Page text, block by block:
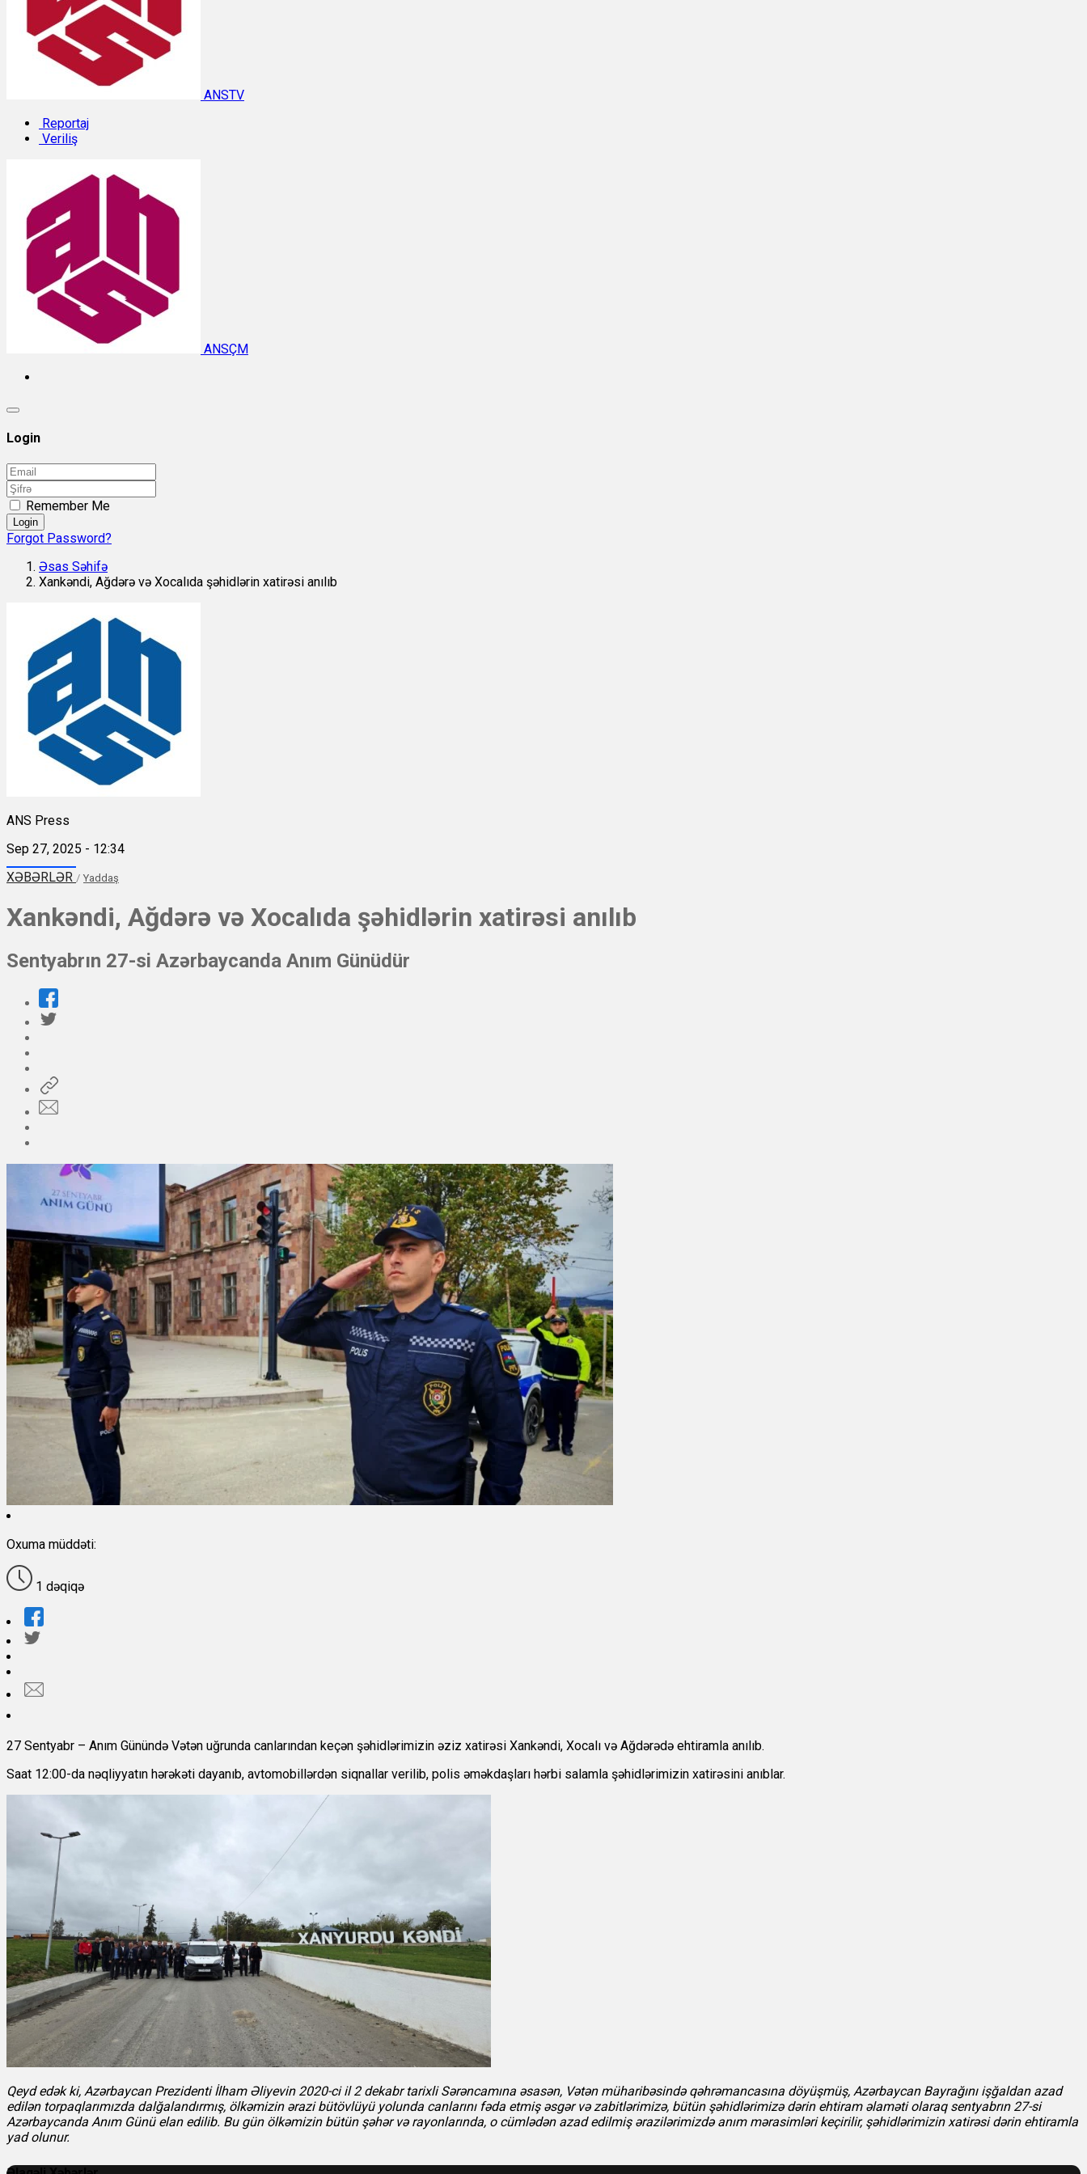
ANSTV
Reportaj
Veriliş
ANSÇM
Login
Remember Me
Login
Forgot Password?
Əsas Səhifə
Xankəndi, Ağdərə və Xocalıda şəhidlərin xatirəsi anılıb
ANS Press
Sep 27, 2025 - 12:34
XƏBƏRLƏR / Yaddaş
Xankəndi, Ağdərə və Xocalıda şəhidlərin xatirəsi anılıb
Sentyabrın 27-si Azərbaycanda Anım Günüdür
Oxuma müddəti:
1 dəqiqə
27 Sentyabr – Anım Günündə Vətən uğrunda canlarından keçən şəhidlərimizin əziz xatirəsi Xankəndi, Xocalı və Ağdərədə ehtiramla anılıb.
Saat 12:00-da nəqliyyatın hərəkəti dayanıb, avtomobillərdən siqnallar verilib, polis əməkdaşları hərbi salamla şəhidlərimizin xatirəsini anıblar.
Qeyd edək ki, Azərbaycan Prezidenti İlham Əliyevin 2020-ci il 2 dekabr tarixli Sərəncamına əsasən, Vətən müharibəsində qəhrəmancasına döyüşmüş, Azərbaycan Bayrağını işğaldan azad
edilən torpaqlarımızda dalğalandırmış, ölkəmizin ərazi bütövlüyü yolunda canlarını fəda etmiş əsgər və zabitlərimizə, bütün şəhidlərimizə dərin ehtiram əlaməti olaraq sentyabrın 27-si
Azərbaycanda Anım Günü elan edilib. Bu gün ölkəmizin bütün şəhər və rayonlarında, o cümlədən azad edilmiş ərazilərimizdə anım mərasimləri keçirilir, şəhidlərimizin xatirəsi dərin ehtiramla
yad olunur.